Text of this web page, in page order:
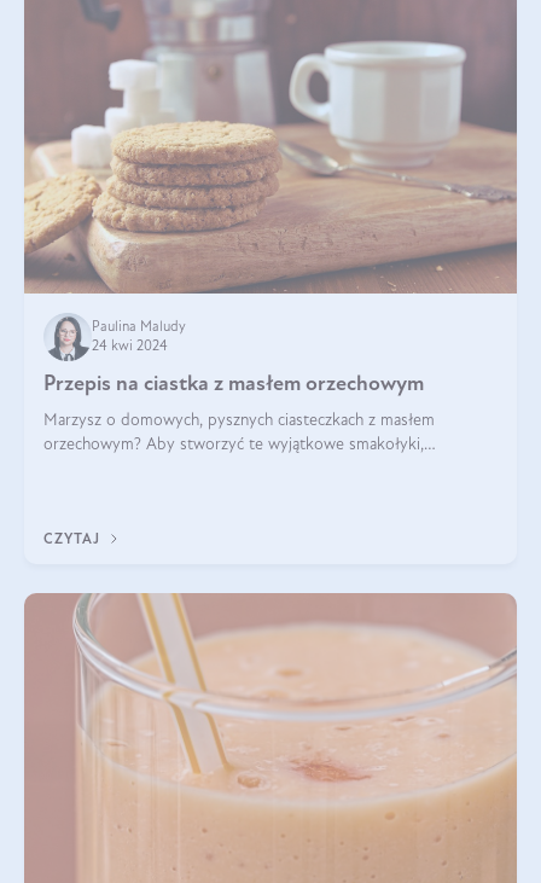
Paulina Maludy
24 kwi 2024
Przepis na ciastka z masłem orzechowym
Marzysz o domowych, pysznych ciasteczkach z masłem
orzechowym? Aby stworzyć te wyjątkowe smakołyki,
CZYTAJ